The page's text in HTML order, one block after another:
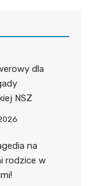
dla
NSZ
na
rodzice w